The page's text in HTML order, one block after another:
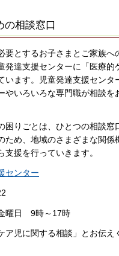
の相談窓口
要とするお子さまとご家族へ
発達支援センターに「医療的
います。児童発達支援センタ
やいろいろな専門職が相談を
困りごとは、ひとつの相談窓
ため、地域のさまざまな関係
支援を行っていきます。
センター
曜日 9時～17時
ア児に関する相談」とお伝え